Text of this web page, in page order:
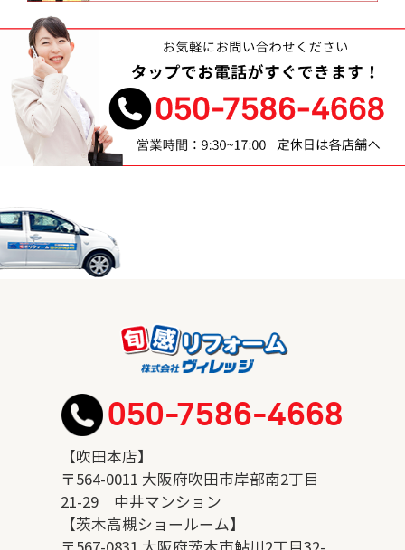
050-7586-4668
【吹田本店】
〒564-0011 大阪府吹田市岸部南2丁目
21-29 中井マンション
【茨木高槻ショールーム】